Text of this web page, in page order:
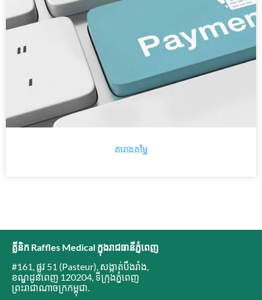
តារាងតម្លៃ
គ្លីនិក Raffles Medical ក្នុងរាជធានីភ្នំពេញ
#161, ផ្លូវ 51 (Pasteur) សង្កាត់បឹងរាំង
ខណ្ឌដូនពេញ 120204 ទីក្រុងភ្នំពេញ
ព្រះរាជាណាចក្រកម្ពុជា